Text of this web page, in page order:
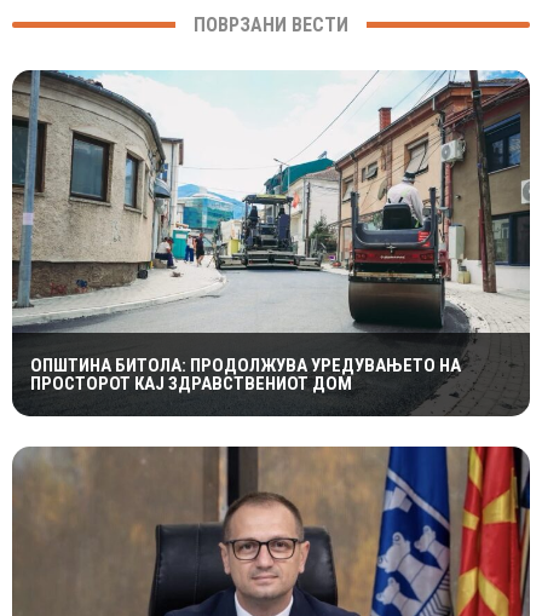
ПОВРЗАНИ ВЕСТИ
ОПШТИНА БИТОЛА: ПРОДОЛЖУВА УРЕДУВАЊЕТО НА
ПРОСТОРОТ КАЈ ЗДРАВСТВЕНИОТ ДОМ